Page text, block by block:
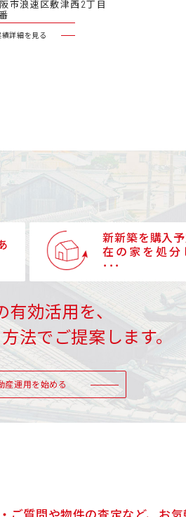
市浪速区敷津西2丁目
績詳細を見る
新新築を購入
在の家を処分
･･･
有効活用を、
法でご提案します。
産運用を始める
ご質問や物件の査定など、お気